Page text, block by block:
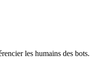
les humains des bots.